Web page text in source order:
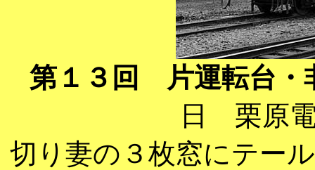
第１３回 片運転台・
日 栗原
切り妻の３枚窓にテー